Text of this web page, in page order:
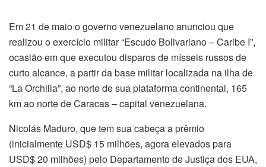
Em 21 de maio o governo venezuelano anunciou que
realizou o exercício militar “Escudo Bolivariano – Caribe I”,
ocasião em que executou disparos de mísseis russos de
curto alcance, a partir da base militar localizada na ilha de
“La Orchilla”, ao norte de sua plataforma continental, 165
km ao norte de Caracas – capital venezuelana.
Nicolás Maduro, que tem sua cabeça a prêmio
(inicialmente USD$ 15 milhões, agora elevados para
USD$ 20 milhões) pelo Departamento de Justiça dos EUA,